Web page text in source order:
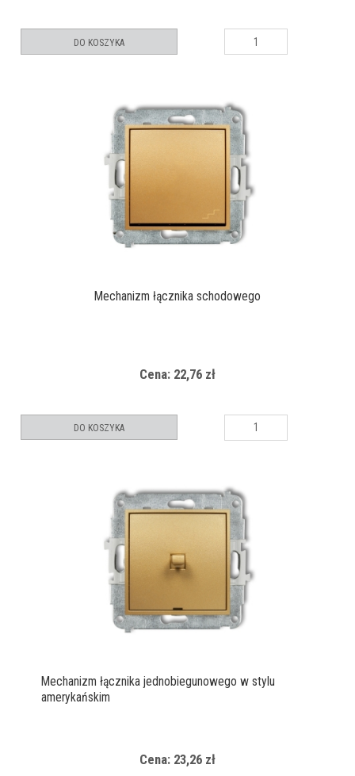
DO KOSZYKA
Mechanizm łącznika schodowego
Cena: 22,76 zł
DO KOSZYKA
Mechanizm łącznika jednobiegunowego w stylu
amerykańskim
Cena: 23,26 zł